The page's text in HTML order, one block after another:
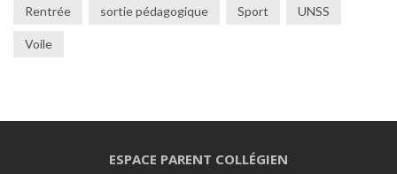
Rentrée sortie pédagogique Sport UNSS
Voile
ESPACE PARENT COLLÉGIEN